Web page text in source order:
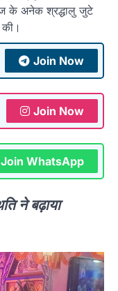
के अनेक श्रद्धालु जुटे
Join Now
Join Now
Join WhatsApp
ने बढ़ाया